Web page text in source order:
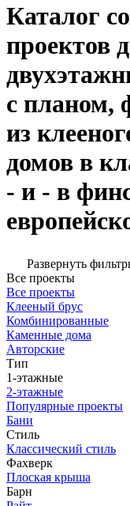
Каталог
проектов
с планом,
из
домов в
- и - в
Развернуть
Все проекты
Все проекты
Клееный брус
Комбинированные
Каменные дома
Авторские
Тип
1-этажные
2-этажные
Популярные проекты
Бани
Стиль
Классический стиль
Фахверк
Плоская крыша
Барн